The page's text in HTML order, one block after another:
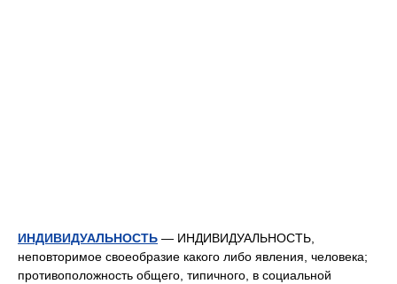
ИНДИВИДУАЛЬНОСТЬ — ИНДИВИДУАЛЬНОСТЬ,
неповторимое своеобразие какого либо явления, человека;
противоположность общего, типичного, в социальной